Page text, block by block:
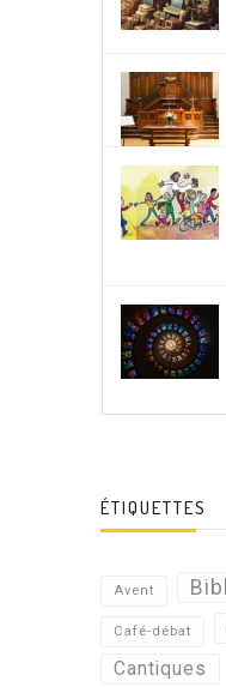
ÉTIQUETTES
Avent
Café-débat
Cantiques